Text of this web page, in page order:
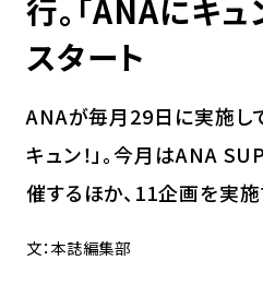
行。「ANAにキュ
スタート
ANAが毎月29日に実施し
キュン！」。今月はANA
催するほか、11企画を実施
文：本誌編集部